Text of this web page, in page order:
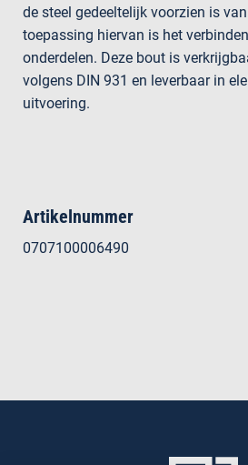
de steel gedeeltelijk voorzien is
toepassing hiervan is het
onderdelen. Deze bout is
volgens DIN 931 en leverbaar in
uitvoering.
Artikelnummer
0707100006490